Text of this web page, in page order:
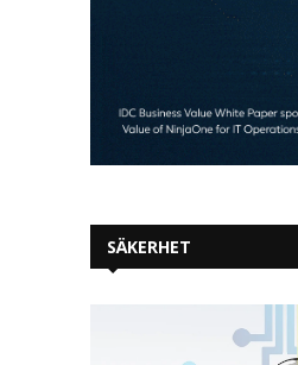
SÄKERHET